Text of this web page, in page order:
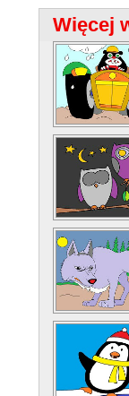
Więcej